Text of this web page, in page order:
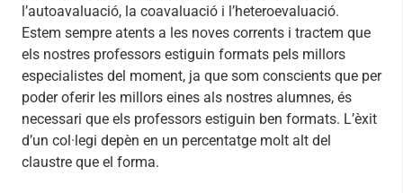
l’autoavaluació, la coavaluació i l’heteroevaluació.
Estem sempre atents a les noves corrents i tractem que
els nostres professors estiguin formats pels millors
especialistes del moment, ja que som conscients que per
poder oferir les millors eines als nostres alumnes, és
necessari que els professors estiguin ben formats. L’èxit
d’un col·legi depèn en un percentatge molt alt del
claustre que el forma.